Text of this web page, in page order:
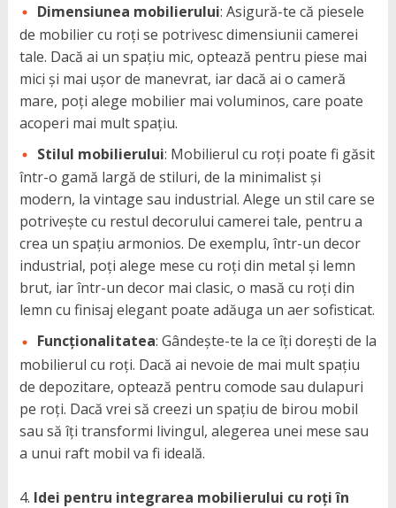
Dimensiunea mobilierului: Asigură-te că piesele
de mobilier cu roți se potrivesc dimensiunii camerei
tale. Dacă ai un spațiu mic, optează pentru piese mai
mici și mai ușor de manevrat, iar dacă ai o cameră
mare, poți alege mobilier mai voluminos, care poate
acoperi mai mult spațiu.
Stilul mobilierului: Mobilierul cu roți poate fi găsit
într-o gamă largă de stiluri, de la minimalist și
modern, la vintage sau industrial. Alege un stil care se
potrivește cu restul decorului camerei tale, pentru a
crea un spațiu armonios. De exemplu, într-un decor
industrial, poți alege mese cu roți din metal și lemn
brut, iar într-un decor mai clasic, o masă cu roți din
lemn cu finisaj elegant poate adăuga un aer sofisticat.
Funcționalitatea: Gândește-te la ce îți dorești de la
mobilierul cu roți. Dacă ai nevoie de mai mult spațiu
de depozitare, optează pentru comode sau dulapuri
pe roți. Dacă vrei să creezi un spațiu de birou mobil
sau să îți transformi livingul, alegerea unei mese sau
a unui raft mobil va fi ideală.
Idei pentru integrarea mobilierului cu roți în